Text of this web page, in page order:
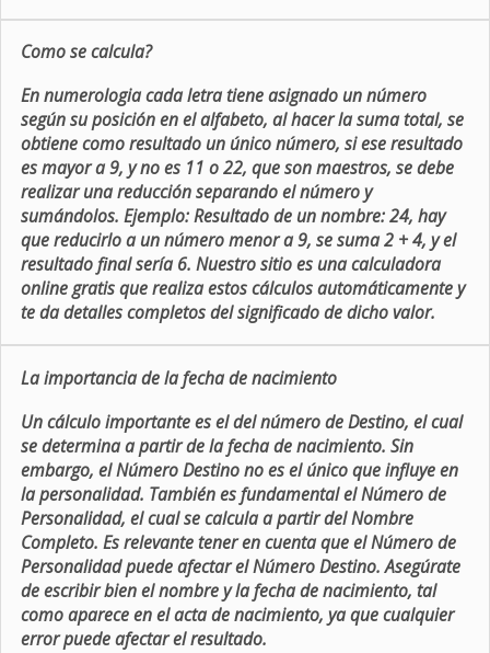
Como se calcula?
En numerologia cada letra tiene asignado un número
según su posición en el alfabeto, al hacer la suma total, se
obtiene como resultado un único número, si ese resultado
es mayor a 9, y no es 11 o 22, que son maestros, se debe
realizar una reducción separando el número y
sumándolos. Ejemplo: Resultado de un nombre: 24, hay
que reducirlo a un número menor a 9, se suma 2 + 4, y el
resultado final sería 6. Nuestro sitio es una calculadora
online gratis que realiza estos cálculos automáticamente y
te da detalles completos del significado de dicho valor.
La importancia de la fecha de nacimiento
Un cálculo importante es el del número de Destino, el cual
se determina a partir de la fecha de nacimiento. Sin
embargo, el Número Destino no es el único que influye en
la personalidad. También es fundamental el Número de
Personalidad, el cual se calcula a partir del Nombre
Completo. Es relevante tener en cuenta que el Número de
Personalidad puede afectar el Número Destino. Asegúrate
de escribir bien el nombre y la fecha de nacimiento, tal
como aparece en el acta de nacimiento, ya que cualquier
error puede afectar el resultado.